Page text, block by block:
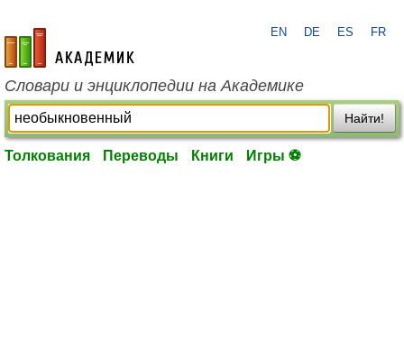
academic.ru
EN DE ES FR
Словари и энциклопедии на Академике
Найти!
Толкования Переводы Книги Игры ⚽